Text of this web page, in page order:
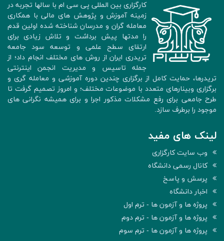
کارگزاری بین المللی پی سی ام با سالها تجربه در
زمینه آموزش و پژوهش های مالی با همکاری
معامله گران و مدرسان شناخته شده اولین قدم
را مدتها پیش برداشت و تلاش زیادی برای
ارتقای سطح علمی و توسعه سود جامعه
تریدری ایران از روش های مختلف انجام داد؛ از
جمله تاسیس و مدیریت انجمن اینترنتی
تریدرها، حمایت کامل از برگزاری چندین دوره آموزشی و معامله گری و
برگزاری وبینارهای متعدد با موضوعات مختلف؛ و امروز تصمیم گرفت تا
طرح جامعی برای رفع مشکلات مذکور اجرا و برای همیشه نگرانی های
موجود را برطرف سازد.
لینک های مفید
وب سایت کارگزاری
کانال رسمی دانشگاه
پرسش و پاسخ
اخبار دانشگاه
پروژه ها و آزمون ها - ترم اول
پروژه ها و آزمون ها - ترم دوم
پروژه ها و آزمون ها - ترم سوم